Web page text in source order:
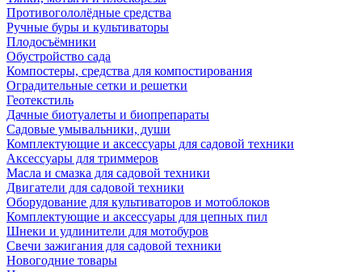
Противогололёдные средства
Ручные буры и культиваторы
Плодосъёмники
Обустройство сада
Компостеры, средства для компостирования
Оградительные сетки и решетки
Геотекстиль
Дачные биотуалеты и биопрепараты
Садовые умывальники, души
Комплектующие и аксессуары для садовой техники
Аксессуары для триммеров
Масла и смазка для садовой техники
Двигатели для садовой техники
Оборудование для культиваторов и мотоблоков
Комплектующие и аксессуары для цепных пил
Шнеки и удлинители для мотобуров
Свечи зажигания для садовой техники
Новогодние товары